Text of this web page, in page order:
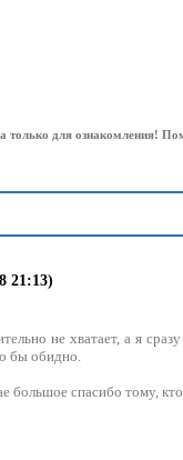
только для ознакомления!
21:13)
не хватает, а я
бы обидно.
большое спасибо тому,